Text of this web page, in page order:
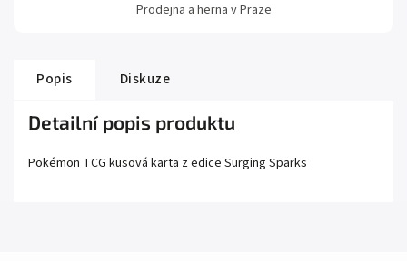
Prodejna a herna v Praze
Popis Diskuze
Detailní popis produktu
Pokémon TCG kusová karta z edice Surging Sparks